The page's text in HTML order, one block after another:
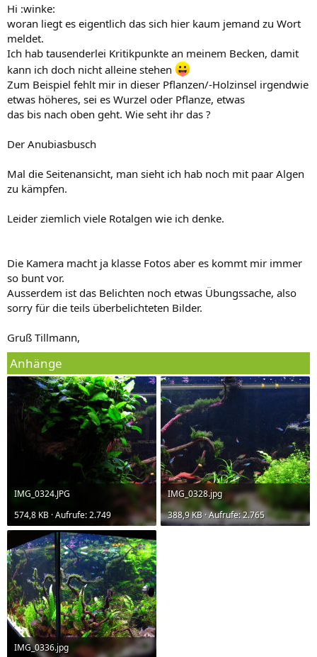
Hi :winke:
woran liegt es eigentlich das sich hier kaum jemand zu Wort
meldet.
Ich hab tausenderlei Kritikpunkte an meinem Becken, damit
kann ich doch nicht alleine stehen
Zum Beispiel fehlt mir in dieser Pflanzen/-Holzinsel irgendwie
etwas höheres, sei es Wurzel oder Pflanze, etwas
das bis nach oben geht. Wie seht ihr das ?
Der Anubiasbusch
Mal die Seitenansicht, man sieht ich hab noch mit paar Algen
zu kämpfen.
Leider ziemlich viele Rotalgen wie ich denke.
Die Kamera macht ja klasse Fotos aber es kommt mir immer
so bunt vor.
Ausserdem ist das Belichten noch etwas Übungssache, also
sorry für die teils überbelichteten Bilder.
Gruß Tillmann,
Anhänge
IMG_0324.JPG
574,8 KB · Aufrufe: 2.749
IMG_0328.jpg
388,9 KB · Aufrufe: 2.765
IMG_0336.jpg